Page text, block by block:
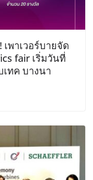
พาเวอร์บายจัด
fair เริ่มวันที่
ทค บางนา